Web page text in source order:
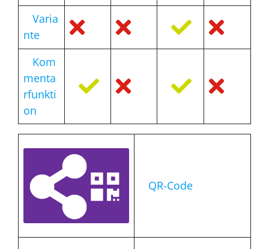
Varia
nte
Kom
menta
rfunkti
on
QR-Code